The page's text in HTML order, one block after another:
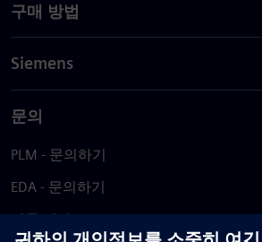
구매 방법
Siemens
문의
PLM - 문의하기
EDA - 문의하기
각국 지사